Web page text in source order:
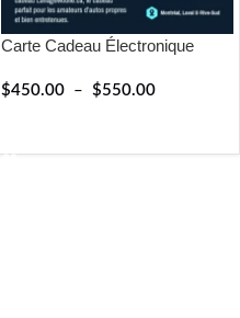
Carte Cadeau Électronique
$450.00 – $550.00